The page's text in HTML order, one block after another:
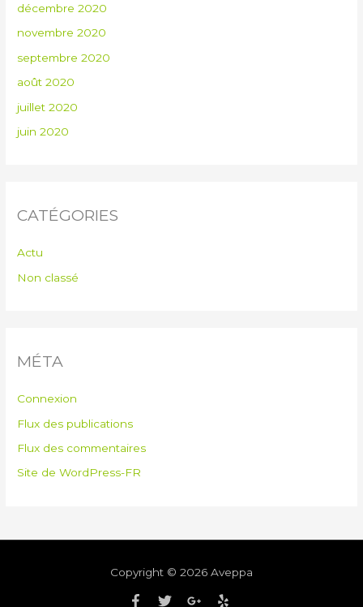
décembre 2020
novembre 2020
septembre 2020
août 2020
juillet 2020
juin 2020
CATÉGORIES
Actu
Non classé
MÉTA
Connexion
Flux des publications
Flux des commentaires
Site de WordPress-FR
Copyright © 2026 Aveppa